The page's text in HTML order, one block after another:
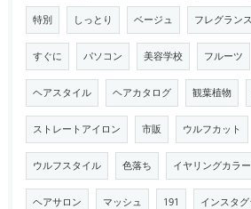
特別 しっとり ベージュ フレグランス
すぐに パソコン 美容学校 フルーツ
ヘアスタイル ヘアカタログ 観葉植物
ストレートアイロン 市販 ウルフカット
ウルフスタイル 色落ち イヤリングカラー
ヘアサロン マッシュ 191 インスタグ